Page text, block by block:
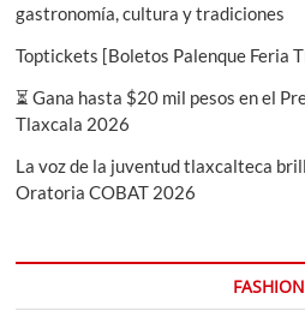
gastronomía, cultura y tradiciones
Toptickets [Boletos Palenque Feria
⏳ Gana hasta $20 mil pesos en el
Tlaxcala 2026
La voz de la juventud tlaxcalteca
Oratoria COBAT 2026
FASHION